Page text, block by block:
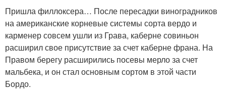
Пришла филлоксера… После пересадки виноградников
на американские корневые системы сорта вердо и
карменер совсем ушли из Грава, каберне совиньон
расширил свое присутствие за счет каберне франа. На
Правом берегу расширились посевы мерло за счет
мальбека, и он стал основным сортом в этой части
Бордо.